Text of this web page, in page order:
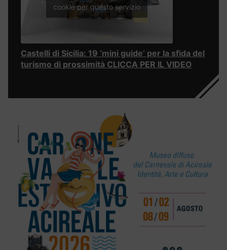
cookie per questo servizio
Castelli di Sicilia: 19 ‘mini guide’ per la sfida del
turismo di prossimità CLICCA PER IL VIDEO